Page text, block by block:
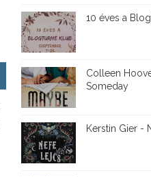
10 éves a
Colleen
Someday
Kerstin Gier -